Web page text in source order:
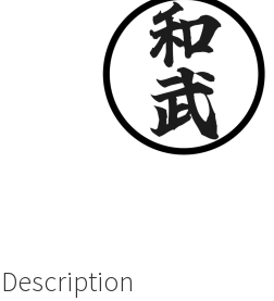
155
cm
Description